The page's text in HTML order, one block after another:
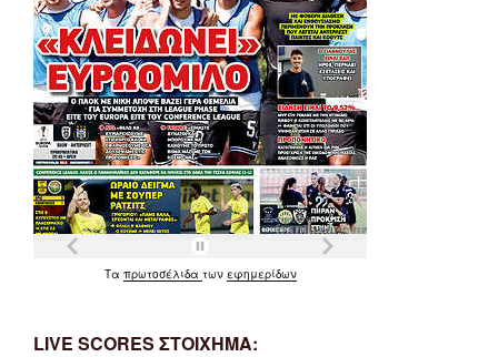
Τα πρωτοσέλιδα των εφημερίδων
LIVE SCORES ΣΤΟΙΧΗΜΑ: